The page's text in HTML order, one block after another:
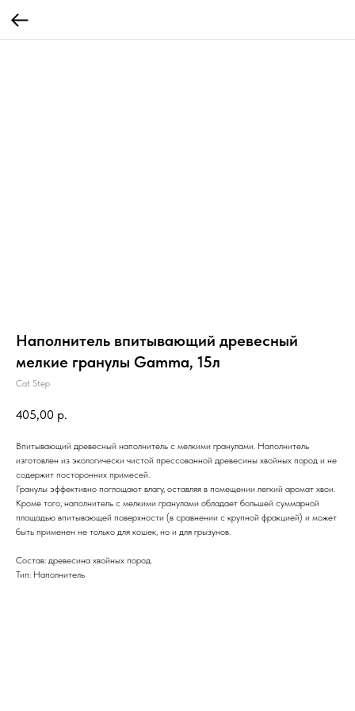
Наполнитель впитывающий древесный
мелкие гранулы Gamma, 15л
Cat Step
405,00 р.
Впитывающий древесный наполнитель с мелкими гранулами. Наполнитель
изготовлен из экологически чистой прессованной древесины хвойных пород и не
содержит посторонних примесей.
Гранулы эффективно поглощают влагу, оставляя в помещении легкий аромат хвои.
Кроме того, наполнитель с мелкими гранулами обладает большей суммарной
площадью впитывающей поверхности (в сравнении с крупной фракцией) и может
быть применен не только для кошек, но и для грызунов.
Состав: древесина хвойных пород.
Тип: Наполнитель